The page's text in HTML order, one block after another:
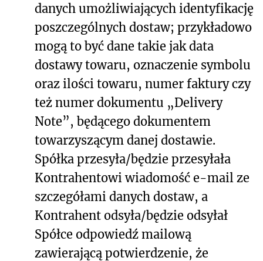
danych umożliwiających identyfikację
poszczególnych dostaw; przykładowo
mogą to być dane takie jak data
dostawy towaru, oznaczenie symbolu
oraz ilości towaru, numer faktury czy
też numer dokumentu „Delivery
Note”, będącego dokumentem
towarzyszącym danej dostawie.
Spółka przesyła/będzie przesyłała
Kontrahentowi wiadomość e-mail ze
szczegółami danych dostaw, a
Kontrahent odsyła/będzie odsyłał
Spółce odpowiedź mailową
zawierającą potwierdzenie, że